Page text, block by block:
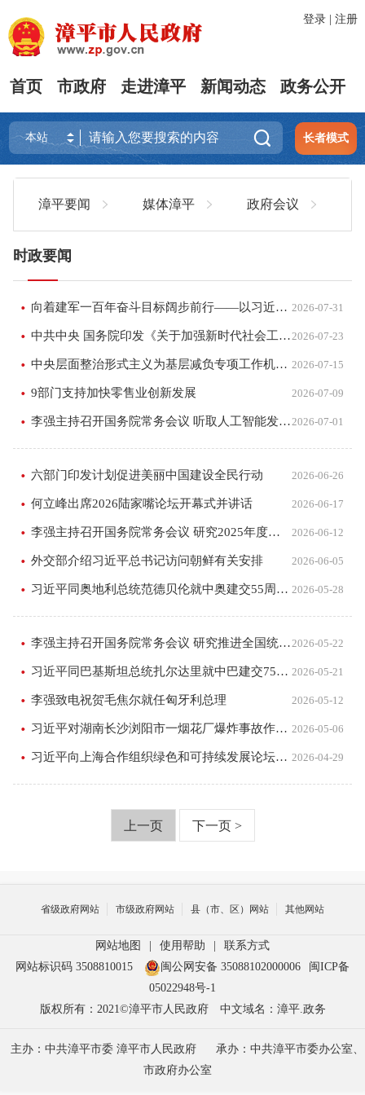
登录| 注册
首页 市政府 走进漳平 新闻动态 政务公开
长者模式

漳平要闻 媒体漳平 政府会议
时政要闻
2026-07-31
向着建军一百年奋斗目标阔步前行——以习近平同志为核心的党中央引领人民军队书写强军兴军新篇章
2026-07-23
中共中央 国务院印发《关于加强新时代社会工作的意见》
2026-07-15
中央层面整治形式主义为基层减负专项工作机制办公室 中央纪委办公厅公开通报3起整治形式主义为基层减负典型问题
2026-07-09
9部门支持加快零售业创新发展
2026-07-01
李强主持召开国务院常务会议 听取人工智能发展情况汇报等
2026-06-26
六部门印发计划促进美丽中国建设全民行动
2026-06-17
何立峰出席2026陆家嘴论坛开幕式并讲话
2026-06-12
李强主持召开国务院常务会议 研究2025年度中央预算执行和其他财政收支审计查出问题整改工作等
2026-06-05
外交部介绍习近平总书记访问朝鲜有关安排
2026-05-28
习近平同奥地利总统范德贝伦就中奥建交55周年互致贺电
2026-05-22
李强主持召开国务院常务会议 研究推进全国统一大市场建设有关工作 审议通过《现代化应急体系建设“十五五”规...
2026-05-21
习近平同巴基斯坦总统扎尔达里就中巴建交75周年互致贺电
2026-05-12
李强致电祝贺毛焦尔就任匈牙利总理
2026-05-06
习近平对湖南长沙浏阳市一烟花厂爆炸事故作出重要指示
2026-04-29
习近平向上海合作组织绿色和可持续发展论坛致贺信
上一页 下一页 >
省级政府网站 市级政府网站 县（市、区）网站 其他网站
网站地图 | 使用帮助 |
联系方式
网站标识码 3508810015
闽公网安备 35088102000006
闽ICP备
05022948号-1
版权所有：2021©漳平市人民政府
中文域名：漳平.政务
主办：中共漳平市委 漳平市人民政府
承办：中共漳平市委办公室、
市政府办公室